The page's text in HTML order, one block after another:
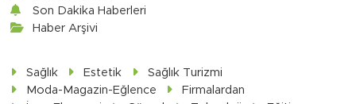
Son Dakika Haberleri
Haber Arşivi
Sağlık Estetik
Sağlık Turizmi
Moda-Magazin-Eğlence
Firmalardan